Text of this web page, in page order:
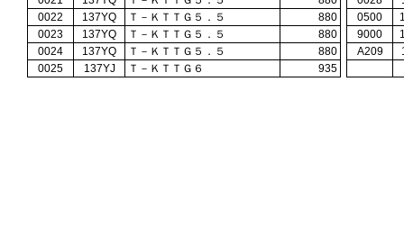
0022
137YQ Ｔ－ＫＴＴＧ５．５ 880 0500
0023
137YQ Ｔ－ＫＴＴＧ５．５ 880 9000
0024
137YQ Ｔ－ＫＴＴＧ５．５ 880 A209
0025
137YJ Ｔ－ＫＴＴＧ６ 935